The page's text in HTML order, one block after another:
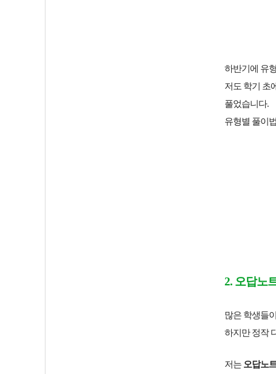
하반기에 유
저도 학기 초
풀었습니다.
유형별 풀이
2. 오답노
많은 학생들
하지만 정작
저는 오답노